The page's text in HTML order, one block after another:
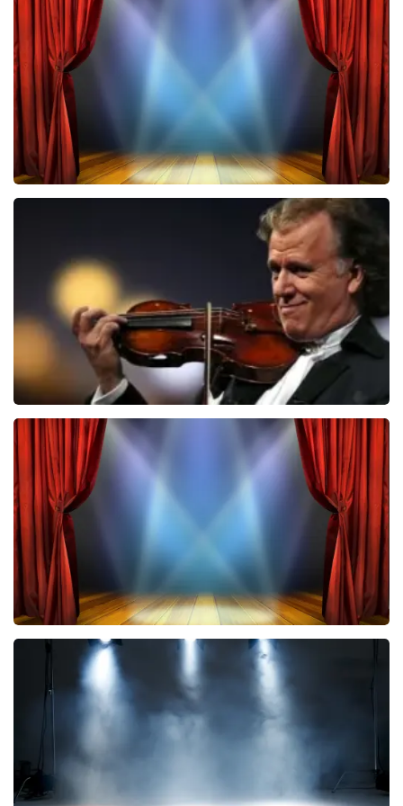
6649+reviews
BEKIJKEN
BEKIJKEN
Andre Rieu
5618+reviews
BEKIJKEN
Bokkenrijders
37 reviews
BEKIJKEN